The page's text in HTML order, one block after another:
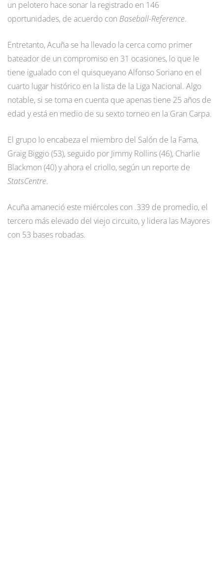
un pelotero hace sonar la registrado en 146
oportunidades, de acuerdo con Baseball-Reference.
Entretanto, Acuña se ha llevado la cerca como primer
bateador de un compromiso en 31 ocasiones, lo que le
tiene igualado con el quisqueyano Alfonso Soriano en el
cuarto lugar histórico en la lista de la Liga Nacional. Algo
notable, si se toma en cuenta que apenas tiene 25 años de
edad y está en medio de su sexto torneo en la Gran Carpa.
El grupo lo encabeza el miembro del Salón de la Fama,
Graig Biggio (53), seguido por Jimmy Rollins (46), Charlie
Blackmon (40) y ahora el criollo, según un reporte de
StatsCentre.
Acuña amaneció este miércoles con .339 de promedio, el
tercero más elevado del viejo circuito, y lidera las Mayores
con 53 bases robadas.